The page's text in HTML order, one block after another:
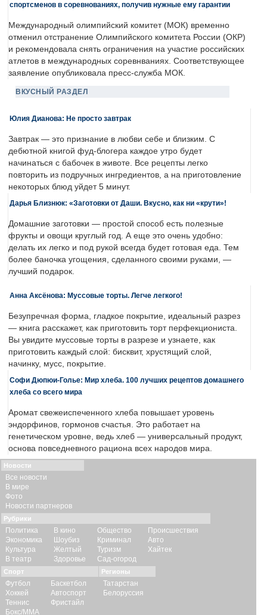
спортсменов в соревнованиях, получив нужные ему гарантии
Международный олимпийский комитет (МОК) временно
отменил отстранение Олимпийского комитета России (ОКР)
и рекомендовала снять ограничения на участие российских
атлетов в международных соревнваниях. Соответствующее
заявление опубликовала пресс-служба МОК.
ВКУСНЫЙ РАЗДЕЛ
Юлия Дианова: Не просто завтрак
Завтрак — это признание в любви себе и близким. С
дебютной книгой фуд-блогера каждое утро будет
начинаться с бабочек в животе. Все рецепты легко
повторить из подручных ингредиентов, а на приготовление
некоторых блюд уйдет 5 минут.
Дарья Близнюк: «Заготовки от Даши. Вкусно, как ни «крути»!
Домашние заготовки — простой способ есть полезные
фрукты и овощи круглый год. А еще это очень удобно:
делать их легко и под рукой всегда будет готовая еда. Тем
более баночка угощения, сделанного своими руками, —
лучший подарок.
Анна Аксёнова: Муссовые торты. Легче легкого!
Безупречная форма, гладкое покрытие, идеальный разрез
— книга расскажет, как приготовить торт перфекциониста.
Вы увидите муссовые торты в разрезе и узнаете, как
приготовить каждый слой: бисквит, хрустящий слой,
начинку, мусс, покрытие.
Софи Дюпюи-Голье: Мир хлеба. 100 лучших рецептов домашнего
хлеба со всего мира
Аромат свежеиспеченного хлеба повышает уровень
эндорфинов, гормонов счастья. Это работает на
генетическом уровне, ведь хлеб — универсальный продукт,
основа повседневного рациона всех народов мира.
Новости
Все новости
В мире
Фото
Новости партнеров
Рубрики
Политика
Экономика
Культура
В театр
В кино
Шоубиз
Желтый
Здоровье
Общество
Криминал
Туризм
Сад-огород
Происшествия
Авто
Хайтек
Спорт
Футбол
Хоккей
Теннис
Бокс/ММА
Баскетбол
Автоспорт
Фристайл
Регионы
Татарстан
Белоруссия